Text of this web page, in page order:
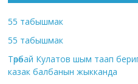
55 табышмак
55 табышмак
Төрөбай Кулатов шым таап
казак балбанын жыкканда